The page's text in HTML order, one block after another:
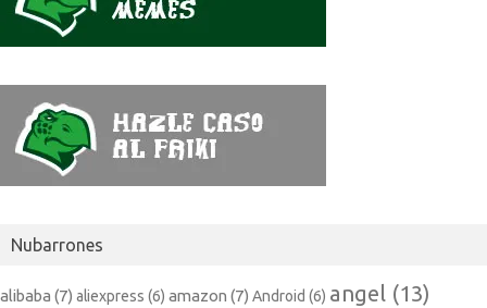
Nubarrones
alibaba (7) aliexpress (6) amazon (7) Android (6) angel (13)